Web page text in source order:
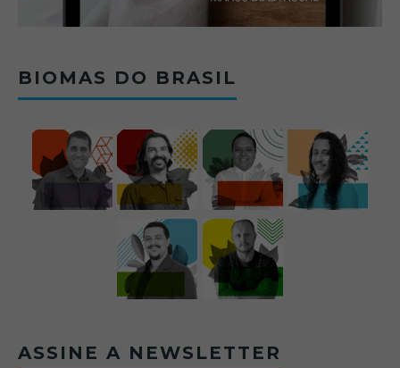
BIOMAS DO BRASIL
ASSINE A NEWSLETTER